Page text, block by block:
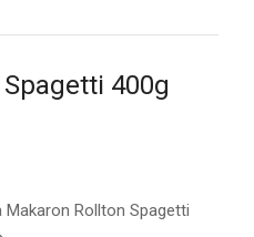
400g
Rollton Spagetti